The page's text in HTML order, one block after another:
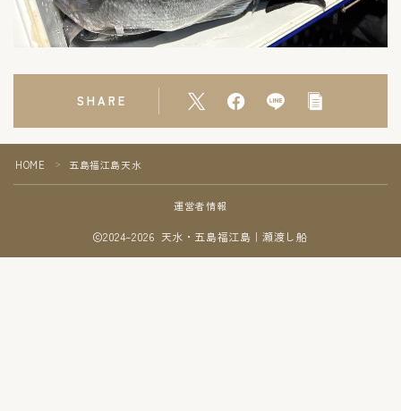
SHARE
HOME ＞ 五島福江島天水
運営者情報
2024–2026 天水・五島福江島｜瀬渡し船